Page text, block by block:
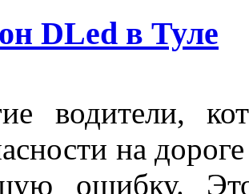
DLed в Туле
водители,
на
ошибку.